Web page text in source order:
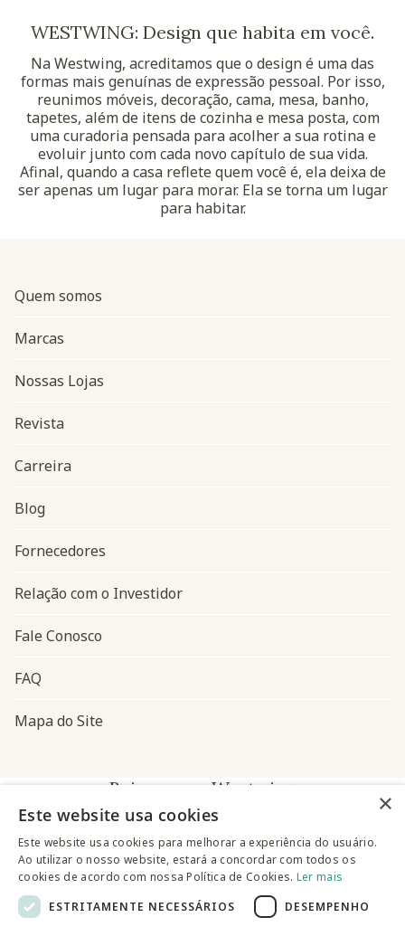
WESTWING: Design que habita em você.
Na Westwing, acreditamos que o design é uma das
formas mais genuínas de expressão pessoal. Por isso,
reunimos móveis, decoração, cama, mesa, banho,
tapetes, além de itens de cozinha e mesa posta, com
uma curadoria pensada para acolher a sua rotina e
evoluir junto com cada novo capítulo de sua vida.
Afinal, quando a casa reflete quem você é, ela deixa de
ser apenas um lugar para morar. Ela se torna um lugar
para habitar.
Navegação do rodapé
Quem somos
Marcas
Nossas Lojas
Revista
Carreira
Blog
Fornecedores
Relação com o Investidor
Fale Conosco
FAQ
Mapa do Site
Baixe o app Westwing
×
Este website usa cookies
Este website usa cookies para melhorar a experiência do usuário.
Ao utilizar o nosso website, estará a concordar com todos os
cookies de acordo com nossa Política de Cookies. Ler mais
ESTRITAMENTE NECESSÁRIOS
DESEMPENHO